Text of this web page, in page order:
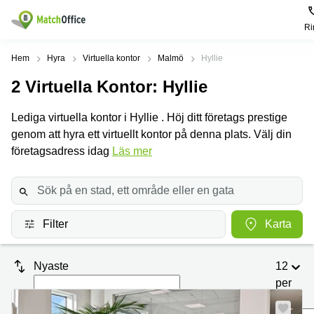
Hyra / hyra ut
Kategorier
Kontor
Kontorshotell
Lagerlokaler
Industrilokaler
Verkstad
Mötesrum
Populära
Stockholm
Göteborg
Uppsala
Norrköping
Skåne
Populära
Kontorshotell
Stockholm
Stockholm
Kontorshotell
Göteborg
Coworking
Malmö
Hjälp
Pris
Logga in
Hem Hyra Virtuella kontor Malmö Hyllie
2 Virtuella Kontor: Hyllie
Lediga virtuella kontor i Hyllie . Höj ditt företags prestige
genom att hyra ett virtuellt kontor på denna plats. Välj din
företagsadress idag Läs mer
Filter Karta
Nyaste
12
per
sida